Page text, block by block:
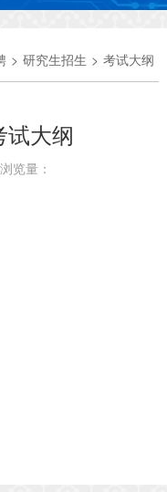
> 研究生招生 > 考试大纲
试大纲
浏览量：